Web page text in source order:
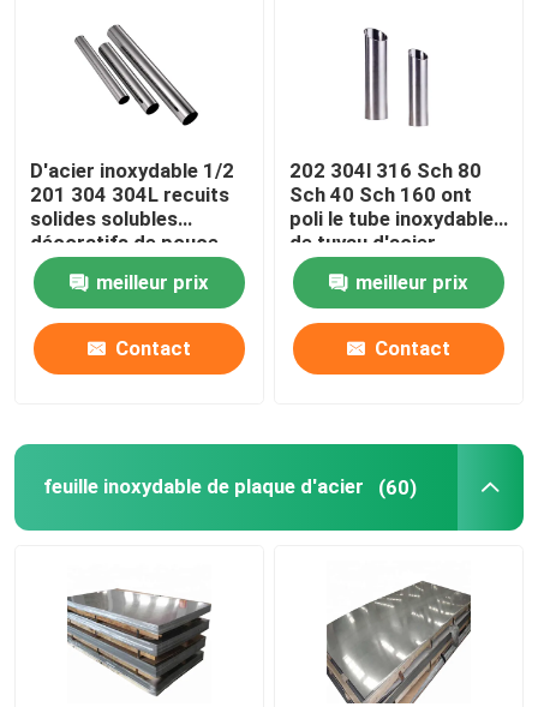
Barre d'acier inoxydable Rod
Tubes d'acier allié
Bobine d'acier allié
Bobine en acier galvanisée
Plaque d'acier galvanisée
Bobine en acier de PPGI
Bobine d'acier au carbone
D'acier inoxydable 1/2
201 304 304L recuits
solides solubles
décoratifs de pouce
1/4" 1/8" de la
tuyauterie sifflent le
rond
meilleur prix
Contact
202 304l 316 Sch 80
Sch 40 Sch 160 ont
poli le tube inoxydable
de tuyau d'acier
meilleur prix
Contact
feuille inoxydable de plaque d'acier (60)